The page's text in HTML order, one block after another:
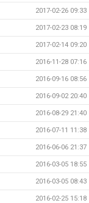
2017-02-26 09:33
2017-02-23 08:19
2017-02-14 09:20
2016-11-28 07:16
2016-09-16 08:56
2016-09-02 20:40
2016-08-29 21:40
2016-07-11 11:38
2016-06-06 21:37
2016-03-05 18:55
2016-03-05 08:43
2016-02-25 15:18